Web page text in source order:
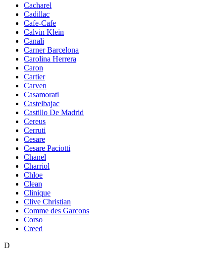
Cacharel
Cadillac
Cafe-Cafe
Calvin Klein
Canali
Carner Barcelona
Carolina Herrera
Caron
Cartier
Carven
Casamorati
Castelbajac
Castillo De Madrid
Cereus
Cerruti
Cesare
Cesare Paciotti
Chanel
Charriol
Chloe
Clean
Clinique
Clive Christian
Comme des Garcons
Corso
Creed
D